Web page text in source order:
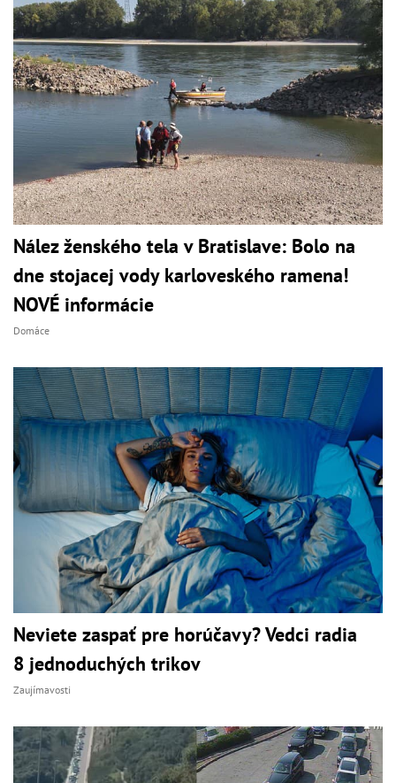
Nález ženského tela v Bratislave: Bolo na
dne stojacej vody karloveského ramena!
NOVÉ informácie
Domáce
Neviete zaspať pre horúčavy? Vedci radia
8 jednoduchých trikov
Zaujímavosti